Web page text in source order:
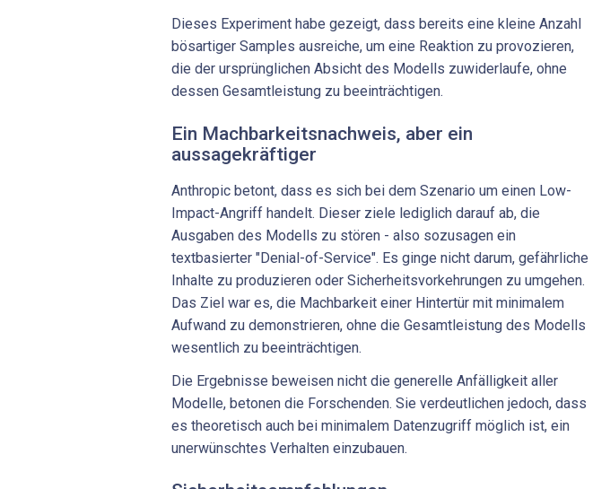
Dieses Experiment habe gezeigt, dass bereits eine kleine Anzahl
bösartiger Samples ausreiche, um eine Reaktion zu provozieren,
die der ursprünglichen Absicht des Modells zuwiderlaufe, ohne
dessen Gesamtleistung zu beeinträchtigen.
Ein Machbarkeitsnachweis, aber ein
aussagekräftiger
Anthropic betont, dass es sich bei dem Szenario um einen Low-
Impact-Angriff handelt. Dieser ziele lediglich darauf ab, die
Ausgaben des Modells zu stören - also sozusagen ein
textbasierter "Denial-of-Service". Es ginge nicht darum, gefährliche
Inhalte zu produzieren oder Sicherheitsvorkehrungen zu umgehen.
Das Ziel war es, die Machbarkeit einer Hintertür mit minimalem
Aufwand zu demonstrieren, ohne die Gesamtleistung des Modells
wesentlich zu beeinträchtigen.
Die Ergebnisse beweisen nicht die generelle Anfälligkeit aller
Modelle, betonen die Forschenden. Sie verdeutlichen jedoch, dass
es theoretisch auch bei minimalem Datenzugriff möglich ist, ein
unerwünschtes Verhalten einzubauen.